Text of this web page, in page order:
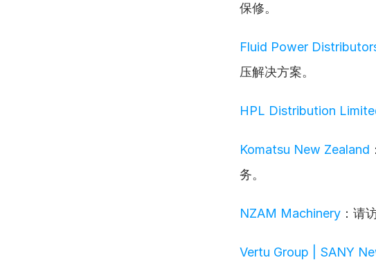
保修。
Fluid Power
压解决方案。
HPL Distribution
Komatsu New Zealand
务。
NZAM Machinery ：请
Vertu Group | SANY